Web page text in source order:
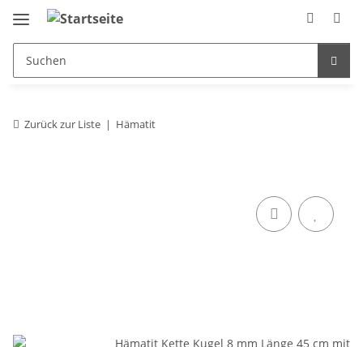
Zurück zur Liste Hämatit